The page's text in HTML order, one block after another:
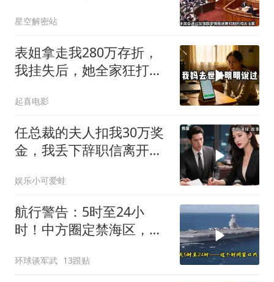
星空解密站
表姐拿走我280万存折，
我挂失后，她全家狂打
起喜电影
任总裁的夫人扣我30万奖
金，我丢下辞职信离开，
你签约
娱乐小可爱蛙
航行警告：5时至24小
时！中方圈定禁海区，美
权已定
环球谈军武 13跟贴